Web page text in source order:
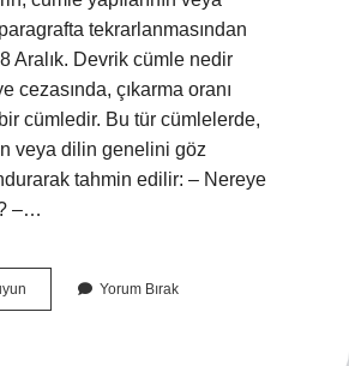
tekrarlanmasından
Aralık. Devrik cümle nedir
cezasında, çıkarma oranı
cümledir. Bu tür cümlelerde,
veya dilin genelini göz
tahmin edilir: – Nereye
–…
Tekdüze
Nedir
Yorum Bırak